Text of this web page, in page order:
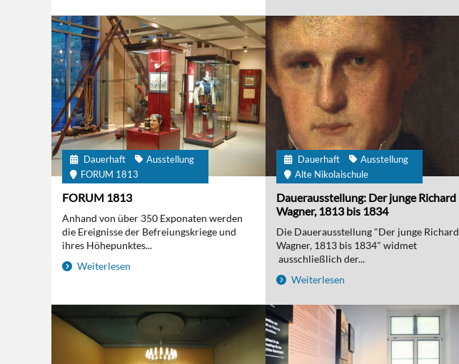
Dauerhaft
Ausstellung
FORUM 1813
FORUM 1813
Anhand von über 350 Exponaten werden
die Ereignisse der Befreiungskriege und
ihres Höhepunktes...
Weiterlesen
Dauerhaft
Ausstellung
Alte Nikolaischule
Dauerausstellung: Der junge Richard
Wagner, 1813 bis 1834
Die Dauerausstellung "Der junge Richard
Wagner, 1813 bis 1834" widmet
ausschließlich der...
Weiterlesen